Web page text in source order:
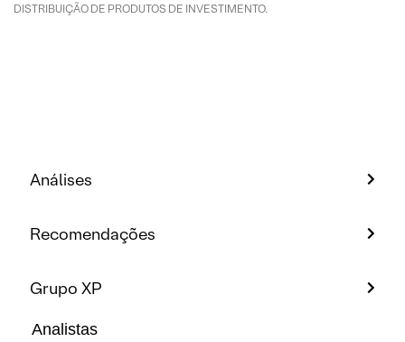
DISTRIBUIÇÃO DE PRODUTOS DE INVESTIMENTO.
Análises
Recomendações
Grupo XP
Analistas